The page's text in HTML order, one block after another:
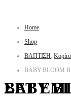
Home
Shop
ΒΑΠΤΙΣΗ,
BABY BLOOM
BABY BLOOM